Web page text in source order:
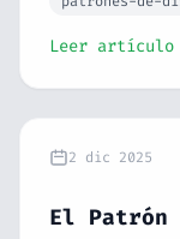
reutilizar
Leer artículo
2 dic 2025
El Patrón